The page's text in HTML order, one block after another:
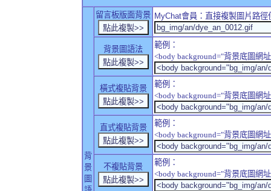
背
景
圖
留言板版面背景 MyChat會員：直接複製圖片路
背景圖語法
範例：
<body background="背景底圖網
橫式複貼背景
範例：
<body background="背景底圖網
直式複貼背景
範例：
<body background="背景底圖網
不複貼背景
範例：
<body background="背景底圖網